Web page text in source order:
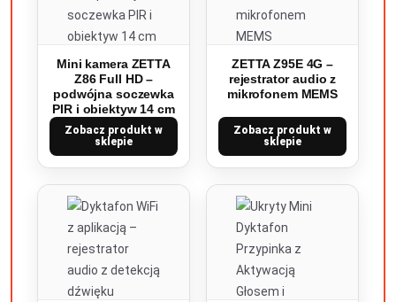
Mini kamera ZETTA
Z86 Full HD –
podwójna soczewka
PIR i obiektyw 14 cm
Zobacz produkt w
sklepie
ZETTA Z95E 4G –
rejestrator audio z
mikrofonem MEMS
Zobacz produkt w
sklepie